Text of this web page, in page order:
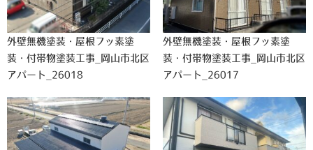
外壁無機塗装・屋根フッ素塗
装・付帯物塗装工事_岡山市北区
アパート_26018
外壁無機塗装・屋根フッ素塗
装・付帯物塗装工事_岡山市北区
アパート_26017